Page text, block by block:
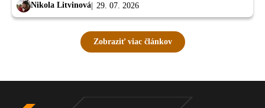
Nikola Litvinová 29. 07. 2026
Zobraziť viac článkov